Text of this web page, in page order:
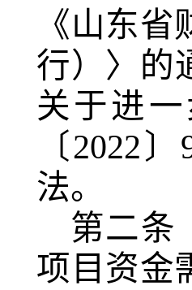
《山东
行）〉的
关于进
〔2022
法。
第二条
项目资金